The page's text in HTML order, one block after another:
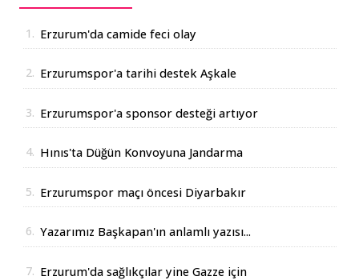
1. Erzurum'da camide feci olay
2. Erzurumspor'a tarihi destek Aşkale
3. Erzurumspor'a sponsor desteği artıyor
4. Hınıs'ta Düğün Konvoyuna Jandarma
5. Erzurumspor maçı öncesi Diyarbakır
6. Yazarımız Başkapan'ın anlamlı yazısı...
7. Erzurum'da sağlıkçılar yine Gazze için